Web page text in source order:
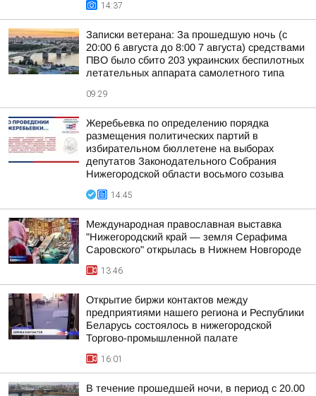
14:37
Записки ветерана: За прошедшую ночь (с
20:00 6 августа до 8:00 7 августа) средствами
ПВО было сбито 203 украинских беспилотных
летательных аппарата самолетного типа
09:29
Жеребьевка по определению порядка
размещения политических партий в
избирательном бюллетене на выборах
депутатов Законодательного Собрания
Нижегородской области восьмого созыва
14:45
Международная православная выставка
"Нижегородский край — земля Серафима
Саровского" открылась в Нижнем Новгороде
13:46
Открытие биржи контактов между
предприятиями нашего региона и Республики
Беларусь состоялось в нижегородской
Торгово-промышленной палате
16:01
В течение прошедшей ночи, в период с 20.00